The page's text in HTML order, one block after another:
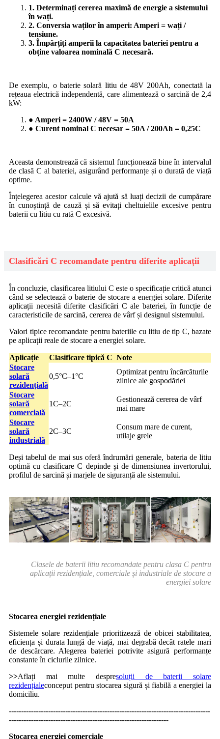
1. Determinați cererea maximă de energie a sistemului
în wați.
2. Conversia waților în amperi: Amperi = wați /
tensiune.
3. Împărțiți amperii la capacitatea bateriei pentru a
obține valoarea nominală C necesară.
De exemplu, o baterie solară litiu de 48V 200Ah, conectată la
rețeaua electrică independentă, care alimentează o sarcină de 2,4
kW:
● Amperi = 2400W / 48V = 50A
● Curent nominal C necesar = 50A / 200Ah = 0,25C
Aceasta demonstrează că sistemul funcționează bine în intervalul
de clasă C al bateriei, asigurând performanțe și o durată de viață
optime.
Înțelegerea acestor calcule vă ajută să luați decizii de cumpărare
în cunoștință de cauză și să evitați cheltuielile excesive pentru
baterii cu litiu cu rată C excesivă.
Clasificări C recomandate pentru diferite aplicații
În concluzie, clasificarea litiului C este o specificație critică atunci
când se selectează o baterie de stocare a energiei solare. Diferite
aplicații necesită diferite clasificări C ale bateriei, în funcție de
caracteristicile de sarcină, cererea de vârf și designul sistemului.
Valori tipice recomandate pentru bateriile cu litiu de tip C, bazate
pe aplicații reale de stocare a energiei solare.
Aplicație Clasificare tipică C Note
Stocare
solară
rezidențială
0,5°C–1°C
Optimizat pentru încărcăturile
zilnice ale gospodăriei
Stocare
solară
comercială
1C–2C
Gestionează cererea de vârf
mai mare
Stocare
solară
industrială
2C–3C
Consum mare de curent,
utilaje grele
Deși tabelul de mai sus oferă îndrumări generale, bateria de litiu
optimă cu clasificare C depinde și de dimensiunea invertorului,
profilul de sarcină și marjele de siguranță ale sistemului.
Clasele de baterii litiu recomandate pentru clasa C pentru
aplicații rezidențiale, comerciale și industriale de stocare a
energiei solare
Stocarea energiei rezidențiale
Sistemele solare rezidențiale prioritizează de obicei stabilitatea,
eficiența și durata lungă de viață, mai degrabă decât ratele mari
de descărcare. Alegerea bateriei potrivite asigură performanțe
constante în ciclurile zilnice.
>>Aflați mai multe despresoluții de baterii solare
rezidențialeconceput pentru stocarea sigură și fiabilă a energiei la
domiciliu.
----------------------------------------------------------------------------------
-----------------------------------------------------------------
Stocarea energiei comerciale